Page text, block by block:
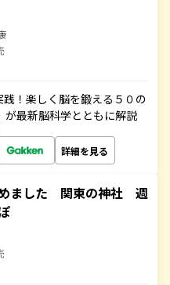
！楽しく脳を鍛える５０の
が最新脳科学とともに解説
詳細を見る
ました 関東の神社 週